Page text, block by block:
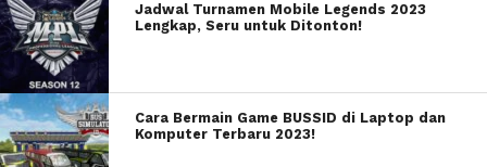
Jadwal Turnamen Mobile Legends 2023
Lengkap, Seru untuk Ditonton!
Cara Bermain Game BUSSID di Laptop dan
Komputer Terbaru 2023!